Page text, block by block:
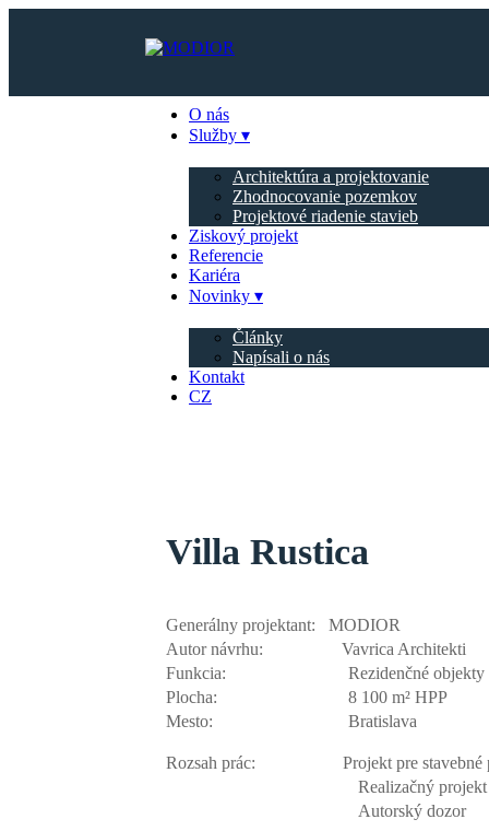
O nás
Služby
Architektúra a projektovanie
Zhodnocovanie pozemkov
Projektové riadenie stavieb
Ziskový projekt
Referencie
Kariéra
Novinky
Články
Napísali o nás
Kontakt
CZ
Villa Rustica
Generálny projektant: MODIOR
Autor návrhu: Vavrica Architekti
Funkcia: Rezidenčné objekty
Plocha: 8 100 m² HPP
Mesto: Bratislava
Rozsah prác: Projekt pre stavebné
Realizačný projekt
Autorský dozor